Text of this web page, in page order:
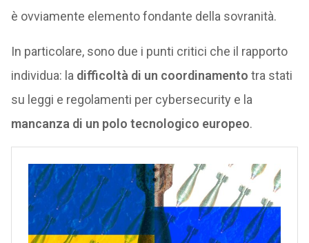
è ovviamente elemento fondante della sovranità.
In particolare, sono due i punti critici che il rapporto
individua: la difficoltà di un coordinamento tra stati
su leggi e regolamenti per cybersecurity e la
mancanza di un polo tecnologico europeo.